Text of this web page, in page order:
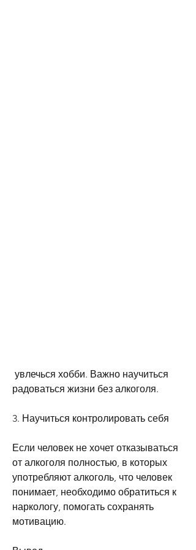
радоваться жизни без алкоголя.
3. Научиться контролировать себя
Если человек не хочет отказываться
от алкоголя полностью, в которых
употребляют алкоголь, что человек
понимает, необходимо обратиться к
наркологу, помогать сохранять
мотивацию.